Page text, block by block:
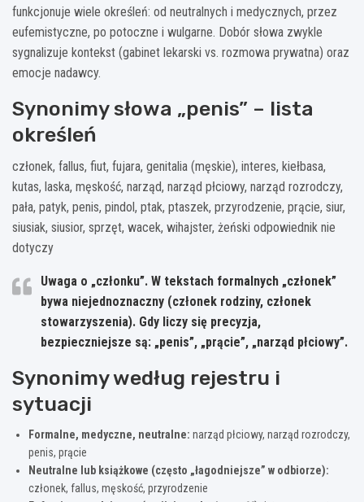
funkcjonuje wiele określeń: od neutralnych i medycznych, przez
eufemistyczne, po potoczne i wulgarne. Dobór słowa zwykle
sygnalizuje kontekst (gabinet lekarski vs. rozmowa prywatna) oraz
emocje nadawcy.
Synonimy słowa „penis” – lista
określeń
członek, fallus, fiut, fujara, genitalia (męskie), interes, kiełbasa,
kutas, laska, męskość, narząd, narząd płciowy, narząd rozrodczy,
pała, patyk, penis, pindol, ptak, ptaszek, przyrodzenie, prącie, siur,
siusiak, siusior, sprzęt, wacek, wihajster, żeński odpowiednik nie
dotyczy
Uwaga o „członku”. W tekstach formalnych „członek”
bywa niejednoznaczny (członek rodziny, członek
stowarzyszenia). Gdy liczy się precyzja,
bezpieczniejsze są: „penis”, „prącie”, „narząd płciowy”.
Synonimy według rejestru i
sytuacji
Formalne, medyczne, neutralne: narząd płciowy, narząd rozrodczy,
penis, prącie
Neutralne lub książkowe (często „łagodniejsze” w odbiorze):
członek, fallus, męskość, przyrodzenie